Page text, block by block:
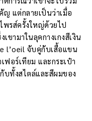
แต่กลายเป็นว่าเมื่อ
พรส์ครั้งใหญ่ด้วยไป
ขามาในลุคกางเกงสีเงิน
l’oeil จับคู่กับเสื้อแขน
ฟอร์เทียม และกระเป๋า
บทั้งสไตล์และสีผมของ